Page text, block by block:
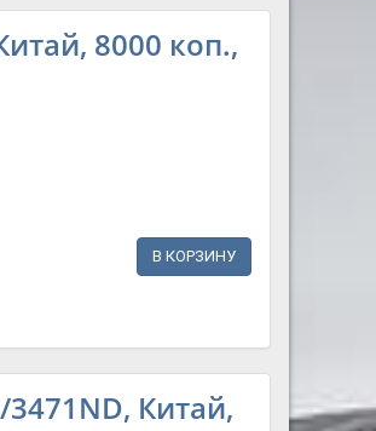
8000 коп.,
В КОРЗИНУ
Китай,